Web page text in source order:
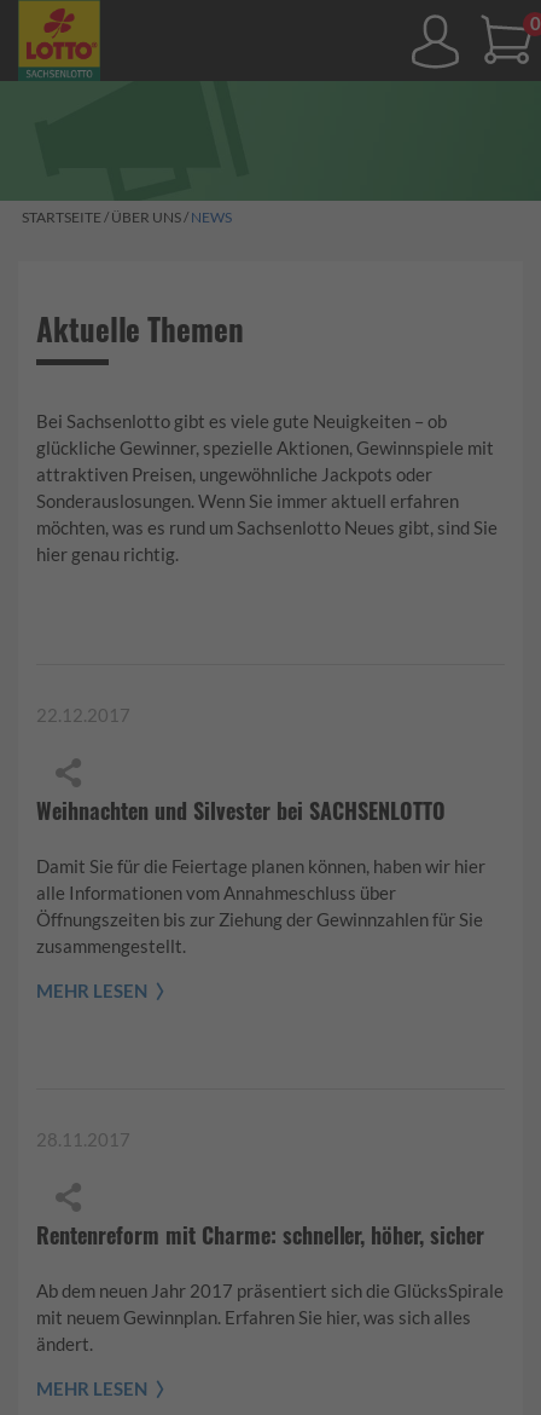
STARTSEITE / ÜBER UNS/ NEWS
Aktuelle Themen
Bei Sachsenlotto gibt es viele gute Neuigkeiten – ob
glückliche Gewinner, spezielle Aktionen, Gewinnspiele mit
attraktiven Preisen, ungewöhnliche Jackpots oder
Sonderauslosungen. Wenn Sie immer aktuell erfahren
möchten, was es rund um Sachsenlotto Neues gibt, sind Sie
hier genau richtig.
22.12.2017
Weihnachten und Silvester bei SACHSENLOTTO
Damit Sie für die Feiertage planen können, haben wir hier
alle Informationen vom Annahmeschluss über
Öffnungszeiten bis zur Ziehung der Gewinnzahlen für Sie
zusammengestellt.
MEHR LESEN
28.11.2017
Rentenreform mit Charme: schneller, höher, sicher
Ab dem neuen Jahr 2017 präsentiert sich die GlücksSpirale
mit neuem Gewinnplan. Erfahren Sie hier, was sich alles
ändert.
MEHR LESEN